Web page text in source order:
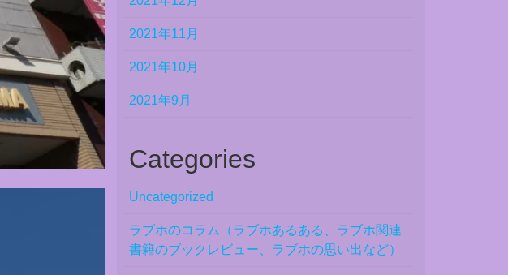
2021年11月
2021年10月
2021年9月
Categories
Uncategorized
ラブホのコラム（ラブホあるある、ラブホ関連
書籍のブックレビュー、ラブホの思い出など）